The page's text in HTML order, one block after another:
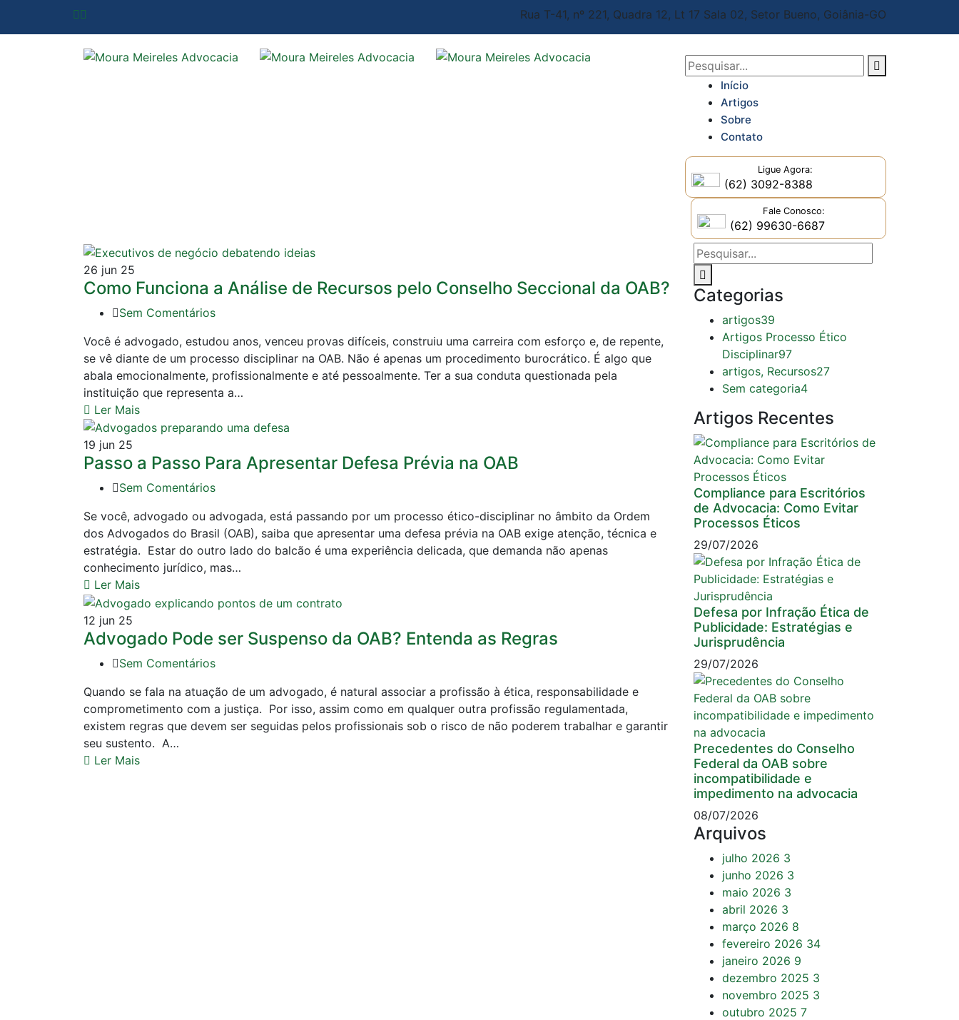
Rua T-41, nº 221, Quadra 12, Lt 17 Sala 02, Setor Bueno, Goiânia-GO
Início
Artigos
Sobre
Contato
Ligue Agora:
(62) 3092-8388
Fale Conosco:
(62) 99630-6687
26 jun 25
Como Funciona a Análise de Recursos pelo Conselho Seccional da OAB?
Sem Comentários
Você é advogado, estudou anos, venceu provas difíceis, construiu uma carreira com esforço e, de repente,
se vê diante de um processo disciplinar na OAB. Não é apenas um procedimento burocrático. É algo que
abala emocionalmente, profissionalmente e até pessoalmente. Ter a sua conduta questionada pela
instituição que representa a…
Ler Mais
19 jun 25
Passo a Passo Para Apresentar Defesa Prévia na OAB
Sem Comentários
Se você, advogado ou advogada, está passando por um processo ético-disciplinar no âmbito da Ordem
dos Advogados do Brasil (OAB), saiba que apresentar uma defesa prévia na OAB exige atenção, técnica e
estratégia. Estar do outro lado do balcão é uma experiência delicada, que demanda não apenas
conhecimento jurídico, mas…
Ler Mais
12 jun 25
Advogado Pode ser Suspenso da OAB? Entenda as Regras
Sem Comentários
Quando se fala na atuação de um advogado, é natural associar a profissão à ética, responsabilidade e
comprometimento com a justiça. Por isso, assim como em qualquer outra profissão regulamentada,
existem regras que devem ser seguidas pelos profissionais sob o risco de não poderem trabalhar e garantir
seu sustento. A…
Ler Mais
Categorias
artigos39
Artigos Processo Ético
Disciplinar97
artigos, Recursos27
Sem categoria4
Artigos Recentes
Compliance para Escritórios
de Advocacia: Como Evitar
Processos Éticos
29/07/2026
Defesa por Infração Ética de
Publicidade: Estratégias e
Jurisprudência
29/07/2026
Precedentes do Conselho
Federal da OAB sobre
incompatibilidade e
impedimento na advocacia
08/07/2026
Arquivos
julho 2026 3
junho 2026 3
maio 2026 3
abril 2026 3
março 2026 8
fevereiro 2026 34
janeiro 2026 9
dezembro 2025 3
novembro 2025 3
outubro 2025 7